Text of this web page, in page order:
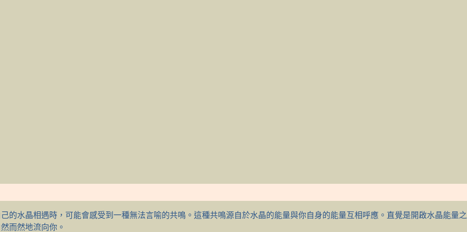
的水晶相遇時，可能會感受到一種無法言喻的共鳴。這種共鳴源自於水晶的能量與你自身的能量互相呼應。直覺是開啟水晶能量之
而然地流向你。